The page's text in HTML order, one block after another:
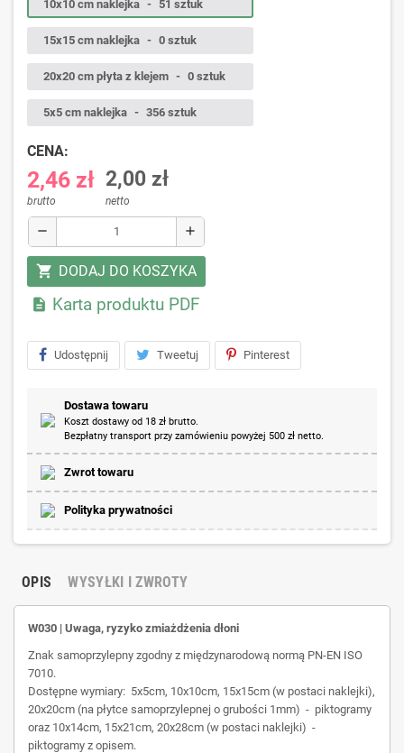
10x10 cm naklejka - 51 sztuk
15x15 cm naklejka - 0 sztuk
20x20 cm płyta z klejem - 0 sztuk
5x5 cm naklejka - 356 sztuk
CENA:
2,46 zł
brutto
2,00 zł
netto
remove add
shopping_cart DODAJ DO KOSZYKA
 Karta produktu PDF
Udostępnij Tweetuj Pinterest
Dostawa towaru
Koszt dostawy od 18 zł brutto.
Bezpłatny transport przy zamówieniu powyżej 500 zł netto.
Zwrot towaru
Polityka prywatności
OPIS WYSYŁKI I ZWROTY
W030 | Uwaga, ryzyko zmiażdżenia dłoni
Znak samoprzylepny zgodny z międzynarodową normą PN-EN ISO
7010.
Dostępne wymiary: 5x5cm, 10x10cm, 15x15cm (w postaci naklejki),
20x20cm (na płytce samoprzylepnej o grubości 1mm) - piktogramy
oraz 10x14cm, 15x21cm, 20x28cm (w postaci naklejki) -
piktogramy z opisem.